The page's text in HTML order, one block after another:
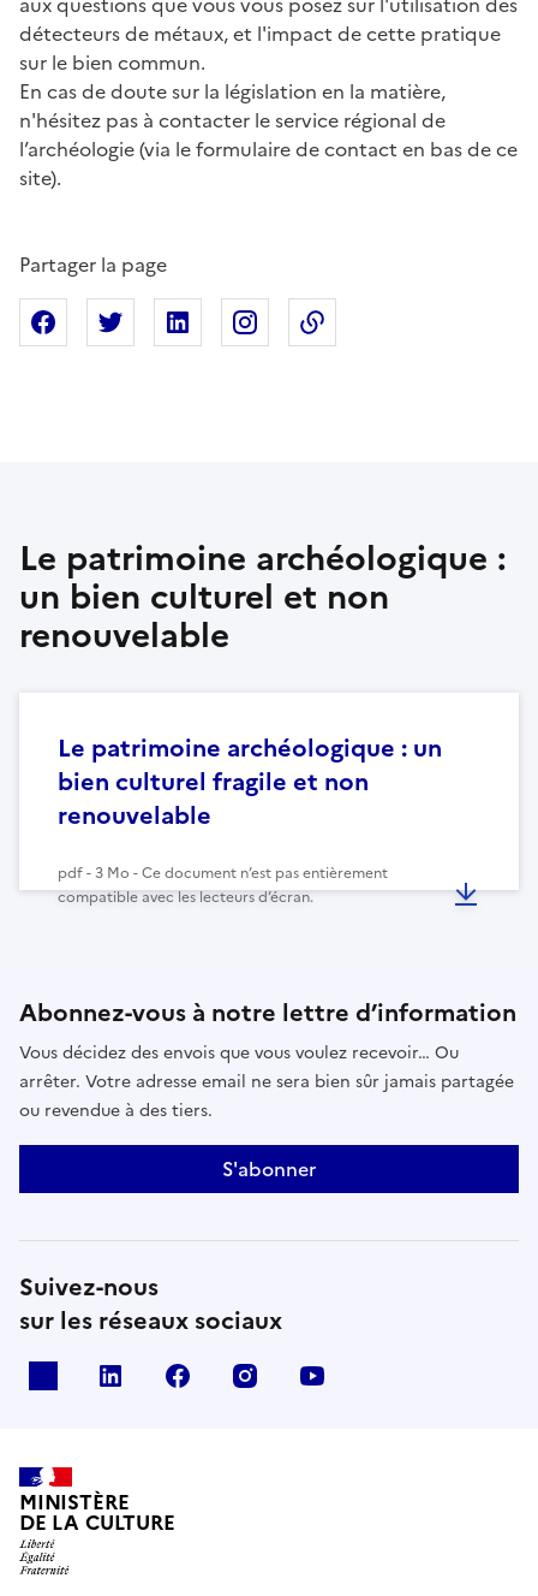
détecteurs de métaux, et l'impact de cette pratique
sur le bien commun.
En cas de doute sur la législation en la matière,
n'hésitez pas à contacter le service régional de
l’archéologie (via le formulaire de contact en bas de ce
site).
Partager la page
Partager sur Facebook
Partager sur XPartager sur Linkedin
Partager sur Instagram
Le patrimoine archéologique :
un bien culturel et non
renouvelable
Le patrimoine archéologique : un
bien culturel fragile et non
renouvelable
pdf - 3 Mo - Ce document n’est pas entièrement
compatible avec les lecteurs d’écran.
Abonnez-vous à notre lettre d’information
Vous décidez des envois que vous voulez recevoir… Ou
arrêter. Votre adresse email ne sera bien sûr jamais partagée
ou revendue à des tiers.
S'abonner
Suivez-nous
sur les réseaux sociaux
linkedin facebook instagram
MINISTÈRE
DE LA CULTURE